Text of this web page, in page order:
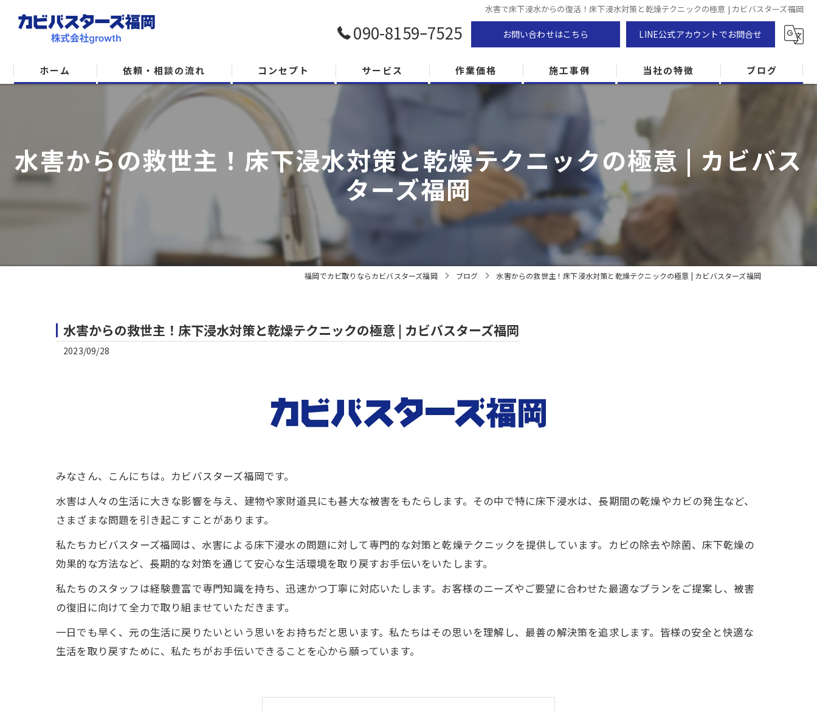
水害で床下浸水からの復活！床下浸水対策と乾燥テクニックの極意 | カビバスターズ福岡
090-8159ｰ7525 お問い合わせはこちら LINE公式アカウントでお問合せ
ホーム 依頼・相談の流れ コンセプト サービス 作業価格 施工事例 当社の特徴
防カビ
カビ専門
ZEH住宅
カビ検査
ブログ
水害からの救世主！床下浸水対策と乾燥テクニックの極意 | カビバス
ターズ福岡
福岡でカビ取りならカビバスターズ福岡 ブログ 水害からの救世主！床下浸水対策と乾燥テクニックの極意 | カビバスターズ福岡
水害からの救世主！床下浸水対策と乾燥テクニックの極意 | カビバスターズ福岡
2023/09/28
みなさん、こんにちは。カビバスターズ福岡です。
水害は人々の生活に大きな影響を与え、建物や家財道具にも甚大な被害をもたらします。その中で特に床下浸水は、長期間の乾燥やカビの発生など、
さまざまな問題を引き起こすことがあります。
私たちカビバスターズ福岡は、水害による床下浸水の問題に対して専門的な対策と乾燥テクニックを提供しています。カビの除去や除菌、床下乾燥の
効果的な方法など、長期的な対策を通じて安心な生活環境を取り戻すお手伝いをいたします。
私たちのスタッフは経験豊富で専門知識を持ち、迅速かつ丁寧に対応いたします。お客様のニーズやご要望に合わせた最適なプランをご提案し、被害
の復旧に向けて全力で取り組ませていただきます。
一日でも早く、元の生活に戻りたいという思いをお持ちだと思います。私たちはその思いを理解し、最善の解決策を追求します。皆様の安全と快適な
生活を取り戻すために、私たちがお手伝いできることを心から願っています。